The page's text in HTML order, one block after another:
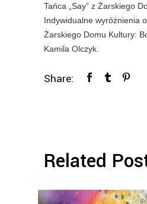
Tańca „Say” z Żarskiego
Indywidualne wyróżnienia
Żarskiego Domu Kultury:
Kamila Olczyk.
Share:
Related